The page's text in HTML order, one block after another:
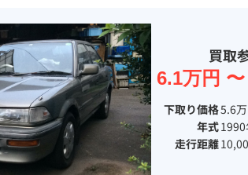
買取
6.1万円
下取り価格5.6
年式
走行距離